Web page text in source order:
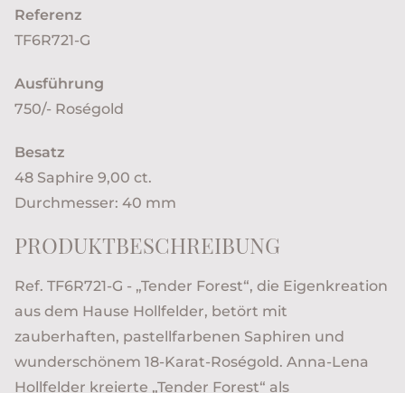
Referenz
TF6R721-G
Ausführung
750/- Roségold
Besatz
48 Saphire 9,00 ct.
Durchmesser: 40 mm
PRODUKTBESCHREIBUNG
Ref. TF6R721-G - „Tender Forest“, die Eigenkreation
aus dem Hause Hollfelder, betört mit
zauberhaften, pastellfarbenen Saphiren und
wunderschönem 18-Karat-Roségold. Anna-Lena
Hollfelder kreierte „Tender Forest“ als